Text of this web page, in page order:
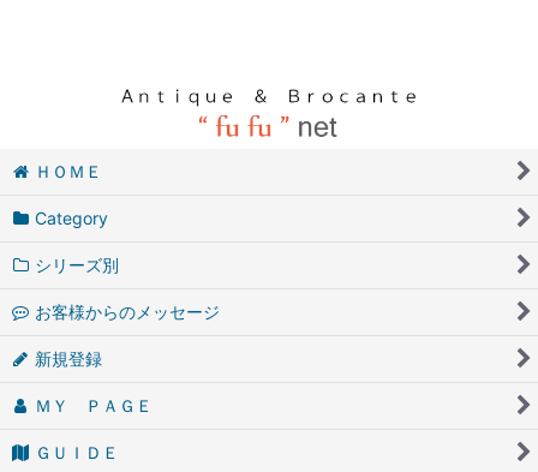
ＨＯＭＥ
Category
シリーズ別
お客様からのメッセージ
新規登録
ＭＹ ＰＡＧＥ
ＧＵＩＤＥ